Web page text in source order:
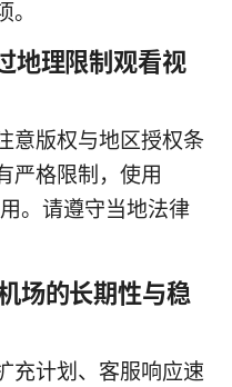
地理限制观看视
意版权与地区授权条
严格限制，使用
。请遵守当地法律
场的长期性与稳
充计划、客服响应速